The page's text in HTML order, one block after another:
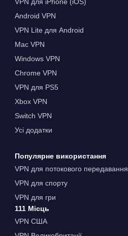
VPN для iPhone (iOS)
Android VPN
VPN Lite для Android
Mac VPN
Windows VPN
Chrome VPN
VPN для PS5
Xbox VPN
Switch VPN
Усі додатки
Популярне використання
VPN для потокового передавання
VPN для спорту
VPN для гри
111 Місць
VPN США